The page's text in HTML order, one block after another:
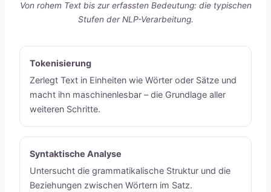
Von rohem Text bis zur erfassten Bedeutung: die typischen
Stufen der NLP-Verarbeitung.
Tokenisierung
Zerlegt Text in Einheiten wie Wörter oder Sätze und
macht ihn maschinenlesbar – die Grundlage aller
weiteren Schritte.
Syntaktische Analyse
Untersucht die grammatikalische Struktur und die
Beziehungen zwischen Wörtern im Satz.